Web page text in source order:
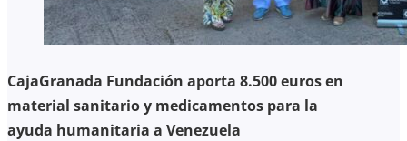
CajaGranada Fundación aporta 8.500 euros en
material sanitario y medicamentos para la
ayuda humanitaria a Venezuela